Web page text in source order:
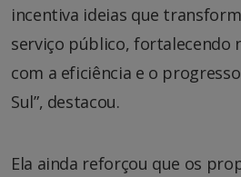
incentiva ideias que
serviço público, fortalecendo
com a eficiência e o
Sul”, destacou.
Ela ainda reforçou que os